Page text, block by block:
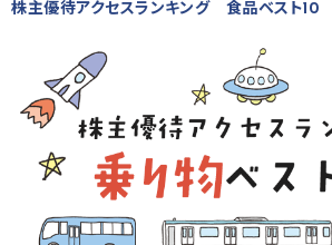
株主優待アクセスランキング 食品ベスト10